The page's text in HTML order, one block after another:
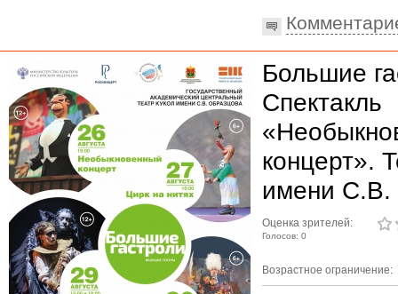
Большие
Спектакль
концерт».
имени С.В.
Оценка зрителей:
Голосов: 0
Возрастное ограничение: